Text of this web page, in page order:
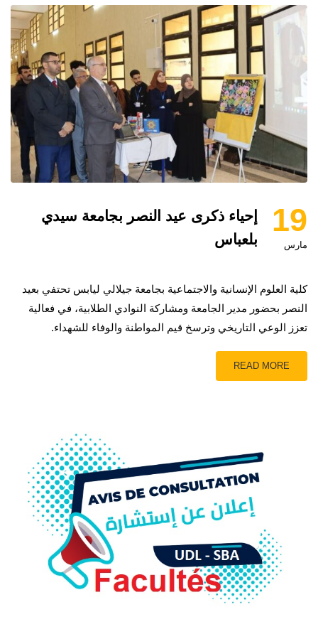
19
مارس
إحياء ذكرى عيد النصر بجامعة سيدي
بلعباس
كلية العلوم الإنسانية والاجتماعية بجامعة جيلالي ليابس تحتفي بعيد
النصر بحضور مدير الجامعة ومشاركة النوادي الطلابية، في فعالية
تعزز الوعي التاريخي وترسخ قيم المواطنة والوفاء للشهداء.
READ MORE